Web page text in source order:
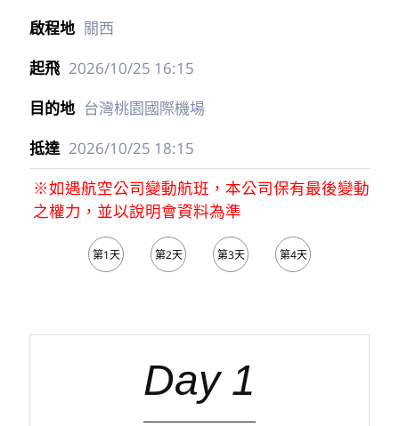
關西
2026/10/25 16:15
台灣桃園國際機場
2026/10/25 18:15
※如遇航空公司變動航班，本公司保有最後變動
之權力，並以說明會資料為準
第1天 第2天 第3天 第4天
Day 1